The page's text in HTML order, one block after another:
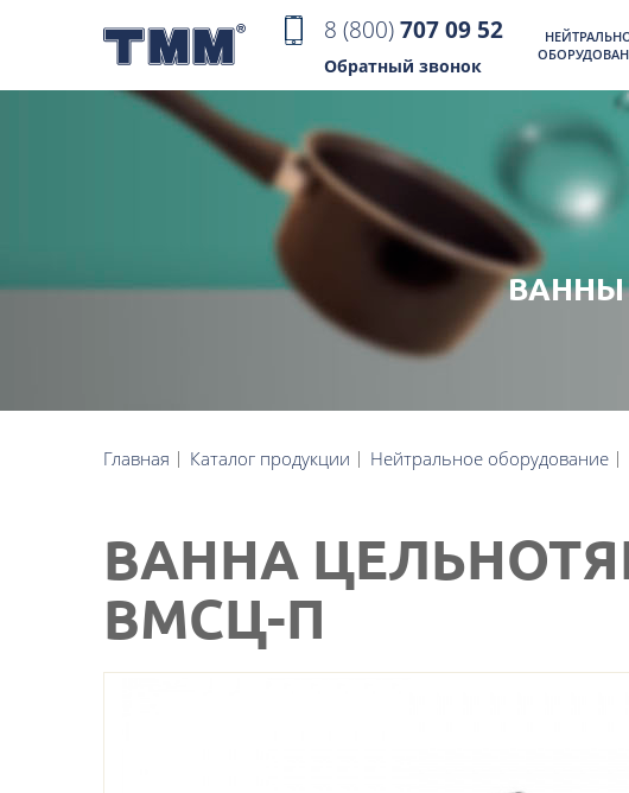
8 (800)707 09 52
Обратный звонок
ВАННЫ
Главная Каталог продукции Нейтральное оборудование
ВАННА
ВМСЦ-П